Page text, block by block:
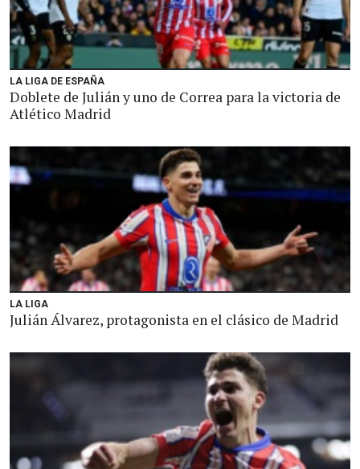
LA LIGA DE ESPAÑA
Doblete de Julián y uno de Correa para la victoria de
Atlético Madrid
LA LIGA
Julián Álvarez, protagonista en el clásico de Madrid